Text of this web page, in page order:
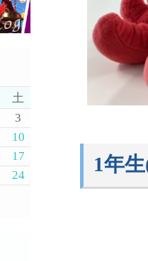
1年
土
3
10
17
24